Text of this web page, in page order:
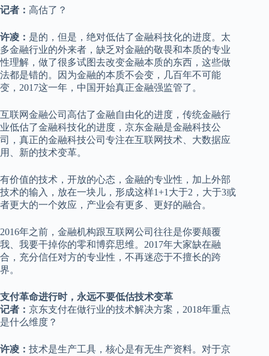
记者： 高估了？
许凌： 是的，但是，绝对低估了金融科技化的进度。太
多金融行业的外来者，缺乏对金融的敬畏和本质的专业
性理解，做了很多试图去改变金融本质的东西，这些做
法都是错的。因为金融的本质不会变，几百年不可能
变，2017这一年，中国开始真正金融强监管了。
互联网金融公司高估了金融自由化的进度，传统金融行
业低估了金融科技化的进度，京东金融是金融科技公
司，真正的金融科技公司专注在互联网技术、大数据应
用、新的技术变革。
有价值的技术，开放的心态，金融的专业性，加上外部
技术的输入，放在一块儿，形成这样1+1大于2，大于3或
者更大的一个效应，产业会有更多、更好的融合。
2016年之前，金融机构跟互联网公司往往是你要颠覆
我、我要干掉你的零和博弈思维。2017年大家缺在融
合，充分信任对方的专业性，不再迷恋于不擅长的跨
界。
支付革命进行时，永远不要低估技术变革
记者： 京东支付在做行业的技术解决方案，2018年重点
是什么维度？
许凌： 技术是生产工具，核心是有无生产资料。对于京